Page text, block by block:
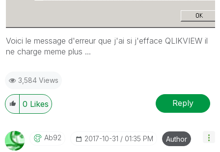
Voici le message d'erreur que j'ai si j'efface QLIKVIEW il
ne charge meme plus ...
3,584 Views
0 Likes Reply
Ab92 ‎2017-10-31 01:35 PM Author